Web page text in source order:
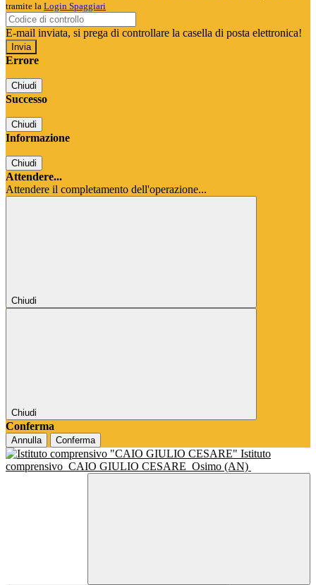
tramite la Login Spaggiari
E-mail inviata, si prega di controllare la casella di posta elettronica!
Errore
Chiudi
Successo
Chiudi
Informazione
Chiudi
Attendere...
Attendere il completamento dell'operazione...
Chiudi
Chiudi
Conferma
Annulla Conferma
Istituto
comprensivo CAIO GIULIO CESARE Osimo (AN)